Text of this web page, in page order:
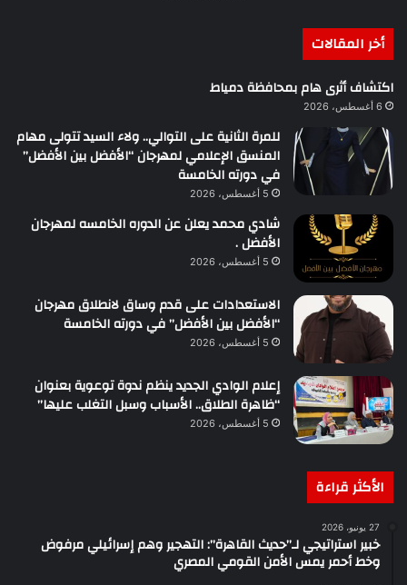
أخر المقالات
اكتشاف أثرى هام بمحافظة دمياط
6 أغسطس، 2026
للمرة الثانية على التوالي.. ولاء السيد تتولى مهام
المنسق الإعلامي لمهرجان “الأفضل بين الأفضل”
في دورته الخامسة
5 أغسطس، 2026
شادي محمد يعلن عن الدوره الخامسه لمهرجان
الأفضل .
5 أغسطس، 2026
الاستعدادات على قدم وساق لانطلاق مهرجان
“الأفضل بين الأفضل” في دورته الخامسة
5 أغسطس، 2026
إعلام الوادي الجديد ينظم ندوة توعوية بعنوان
“ظاهرة الطلاق.. الأسباب وسبل التغلب عليها”
5 أغسطس، 2026
الأكثر قراءة
27 يونيو، 2026
خبير استراتيجي لـ”حديث القاهرة”: التهجير وهم إسرائيلي مرفوض
وخط أحمر يمس الأمن القومي المصري